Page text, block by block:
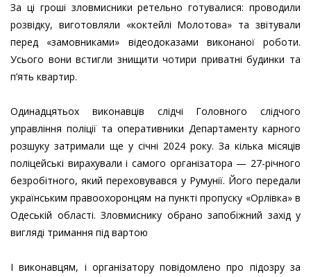
За ці гроші зловмисники ретельно готувалися: проводили
розвідку, виготовляли «коктейлі Молотова» та звітували
перед «замовниками» відеодоказами виконаної роботи.
Усього вони встигли знищити чотири приватні будинки та
п’ять квартир.
Одинадцятьох виконавців слідчі Головного слідчого
управління поліції та оперативники Департаменту карного
розшуку затримали ще у січні 2024 року. За кілька місяців
поліцейські вирахували і самого організатора — 27-річного
безробітного, який переховувався у Румунії. Його передали
українським правоохоронцям на пункті пропуску «Орлівка» в
Одеській області. Зловмиснику обрано запобіжний захід у
вигляді тримання під вартою
І виконавцям, і організатору повідомлено про підозру за